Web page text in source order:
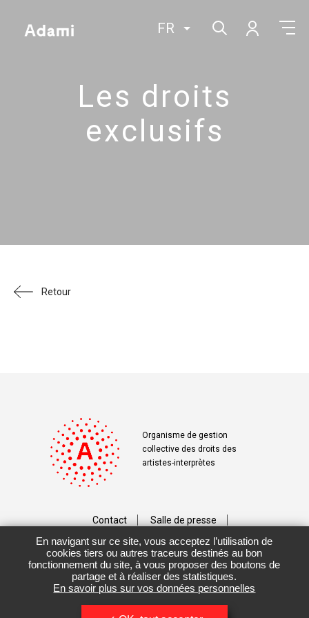
FR
Les droits
exclusifs
Retour
Organisme de gestion
collective des droits des
artistes-interprètes
Contact Salle de presse
Téléchargements Crédits
Vos données personnelles
Mentions légales / CGU
En navigant sur ce site, vous acceptez l’utilisation de
cookies tiers ou autres traceurs destinés au bon
fonctionnement du site, à vous proposer des boutons de
partage et à réaliser des statistiques.
En savoir plus sur vos données personnelles